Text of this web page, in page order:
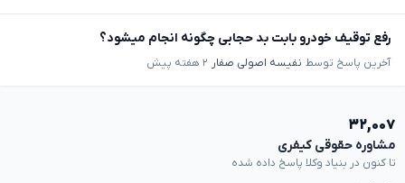
رفع توقیف خودرو بابت بد حجابی چگونه انجام میشود؟
آخرین پاسخ توسط نفیسه اصولی صفار ۲ هفته پیش
۳۲,۰۰۷
مشاوره حقوقی کیفری
تا کنون در بنیاد وکلا پاسخ داده شده